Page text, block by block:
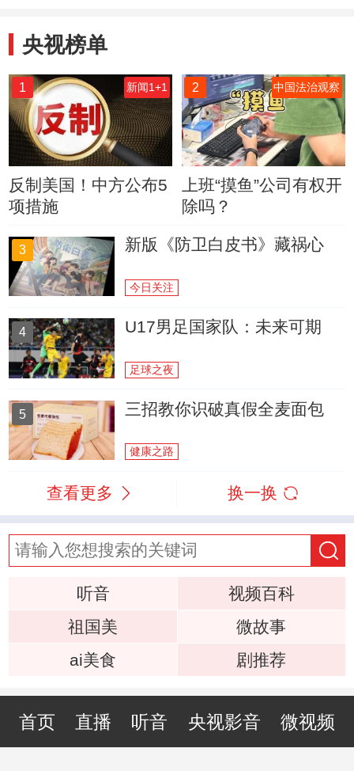
央视榜单
1 新闻1+1
反制美国！中方公布5
项措施
2 中国法治观察
上班“摸鱼”公司有权开
除吗？
3 新版《防卫白皮书》藏祸心
今日关注
4 U17男足国家队：未来可期
足球之夜
5 三招教你识破真假全麦面包
健康之路
查看更多 换一换
听音
视频百科
祖国美
微故事
ai美食
剧推荐
首页 直播 听音 央视影音 微视频